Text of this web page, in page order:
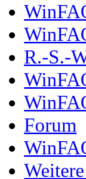
R.-S.-
Forum